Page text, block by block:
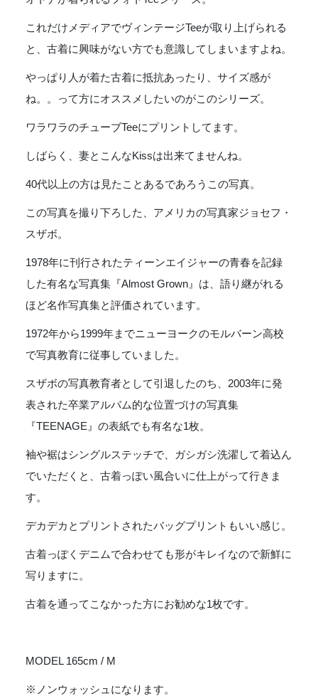
ツ
Printable
Tee
"JOSEPH
SZABO"
これだけメディアでヴィンテージTeeが取り上げられる
と、古着に興味がない方でも意識してしまいますよね。
やっぱり人が着た古着に抵抗あったり、サイズ感が
ね。。って方にオススメしたいのがこのシリーズ。
ワラワラのチューブTeeにプリントしてます。
しばらく、妻とこんなKissは出来てませんね。
40代以上の方は見たことあるであろうこの写真。
この写真を撮り下ろした、アメリカの写真家ジョセフ・
スザボ。
1978年に刊行されたティーンエイジャーの青春を記録
した有名な写真集『Almost Grown』は、語り継がれる
ほど名作写真集と評価されています。
1972年から1999年までニューヨークのモルバーン高校
で写真教育に従事していました。
スザボの写真教育者として引退したのち、2003年に発
表された卒業アルバム的な位置づけの写真集
『TEENAGE』の表紙でも有名な1枚。
袖や裾はシングルステッチで、ガシガシ洗濯して着込ん
でいただくと、古着っぽい風合いに仕上がって行きま
す。
デカデカとプリントされたバッグプリントもいい感じ。
古着っぽくデニムで合わせても形がキレイなので新鮮に
写りますに。
古着を通ってこなかった方にお勧めな1枚です。
MODEL 165cm / M
※ノンウォッシュになります。